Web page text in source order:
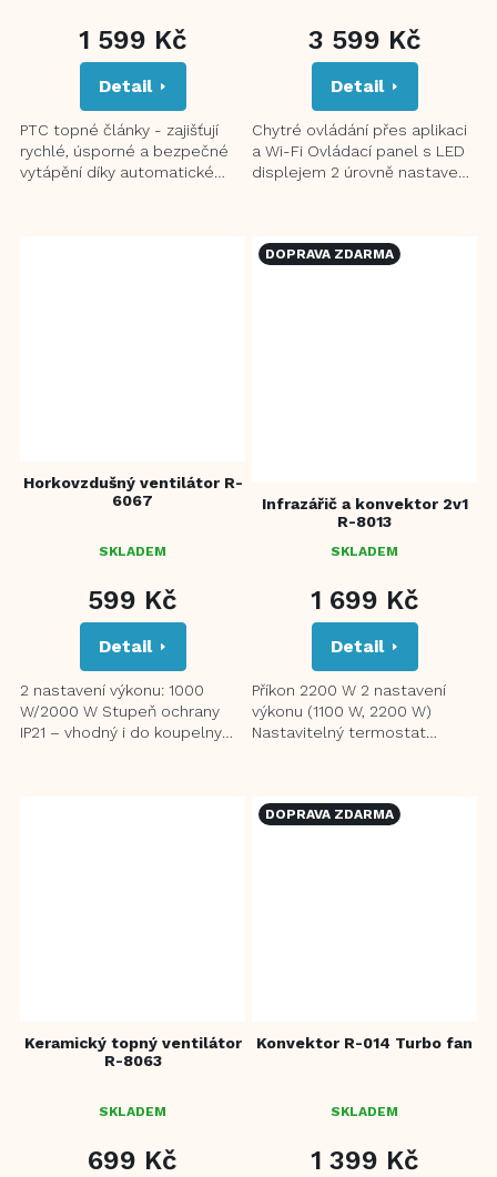
1 599 Kč
Detail
PTC topné články - zajišťují
rychlé, úsporné a bezpečné
vytápění díky automatické
3 599 Kč
Detail
Chytré ovládání přes aplikaci
a Wi-Fi Ovládací panel s LED
displejem 2 úrovně nastavení
Horkovzdušný ventilátor R-
6067
SKLADEM
599 Kč
Detail
2 nastavení výkonu: 1000
W/2000 W Stupeň ochrany
IP21 – vhodný i do koupelny
DOPRAVA ZDARMA
Infrazářič a konvektor 2v1
R-8013
PRŮMĚRNÉ
PRODUKTU
5
HVĚZDIČEK.
SKLADEM
1 699 Kč
Detail
Příkon 2200 W 2 nastavení
výkonu (1100 W, 2200 W)
Nastavitelný termostat
Keramický topný ventilátor
R-8063
SKLADEM
699 Kč
DOPRAVA ZDARMA
Konvektor R-014 Turbo fan
SKLADEM
1 399 Kč